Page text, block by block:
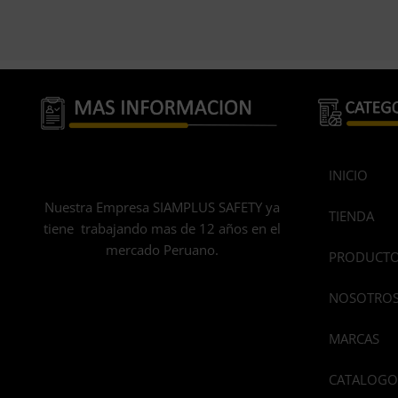
Nuestra Empresa SIAMPLUS SAFETY ya
tiene trabajando mas de 12 años en el
mercado Peruano.
INICIO
TIENDA
MARCAS
CATALOGO